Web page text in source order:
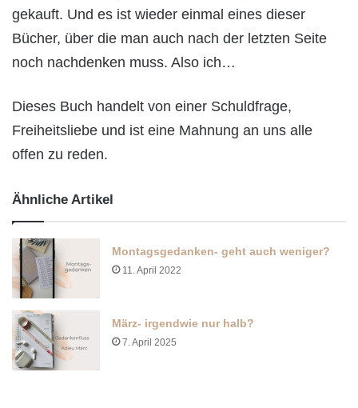
gekauft. Und es ist wieder einmal eines dieser
Bücher, über die man auch nach der letzten Seite
noch nachdenken muss. Also ich…
Dieses Buch handelt von einer Schuldfrage,
Freiheitsliebe und ist eine Mahnung an uns alle
offen zu reden.
Ähnliche Artikel
Montagsgedanken- geht auch weniger?
11. April 2022
März- irgendwie nur halb?
7. April 2025